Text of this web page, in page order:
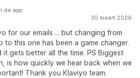
30 maart 2026
for our emails ... but changing from
to this one has been a game changer.
it gets better all the time. PS Biggest
is how quickly we hear back when we
Thank you Klaviyo team.
de app